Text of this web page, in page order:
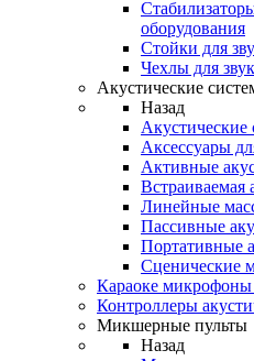
оборудования
Стойки для
Чехлы для
Акустические
Назад
Акустические
Аксессуары
Активные
Встраиваемая
Линейные
Пассивные
Портативные
Сценические
Караоке
Контроллеры
Микшерные пульты
Назад